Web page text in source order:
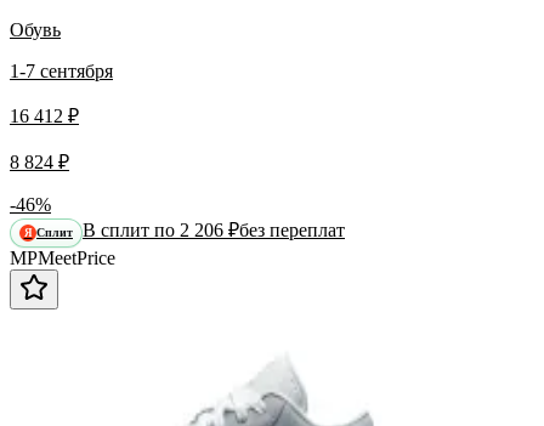
Обувь
1-7 сентября
16 412 ₽
8 824 ₽
-46%
Я Сплит В сплит по 2 206 ₽без переплат
MPMeetPrice